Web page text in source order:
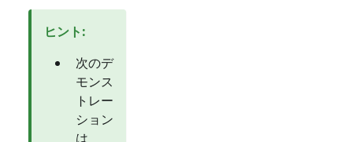
ヒント:
次のデ
モンス
トレー
ション
は